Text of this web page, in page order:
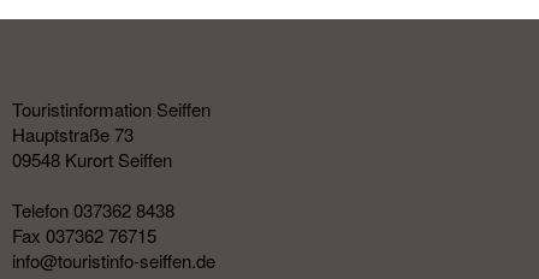
Touristinformation Seiffen
Hauptstraße 73
09548 Kurort Seiffen
Telefon 037362 8438
Fax 037362 76715
info@touristinfo-seiffen.de